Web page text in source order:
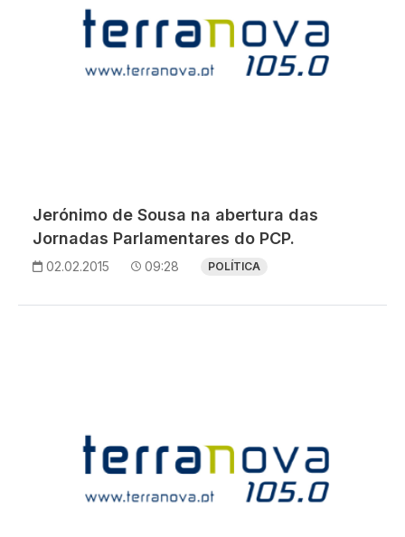
Jerónimo de Sousa na abertura das
Jornadas Parlamentares do PCP.
02.02.2015 09:28 POLÍTICA